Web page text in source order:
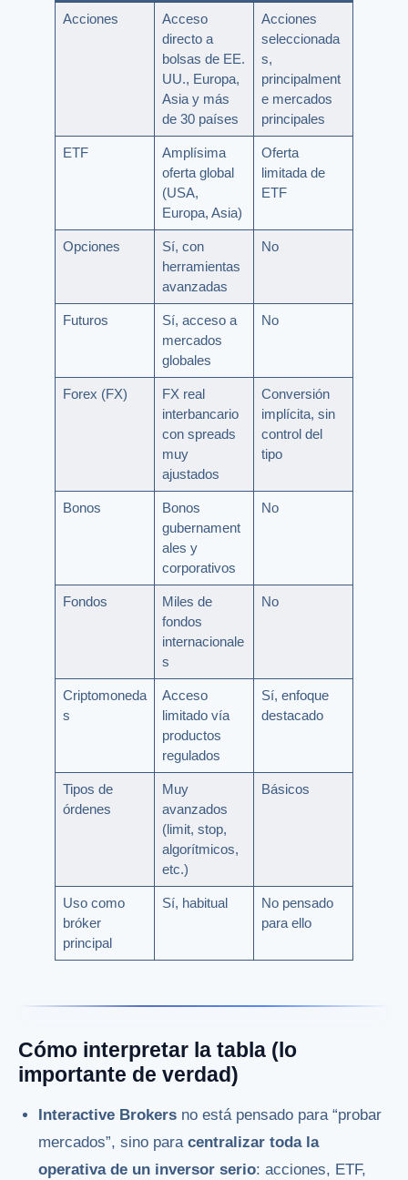
Acciones
Acceso
directo a
bolsas de EE.
UU., Europa,
Asia y más
de 30 países
Acciones
seleccionada
s,
principalment
e mercados
principales
ETF
Amplísima
oferta global
(USA,
Europa, Asia)
Oferta
limitada de
ETF
Opciones
Sí, con
herramientas
avanzadas
No
Futuros
Sí, acceso a
mercados
globales
No
Forex (FX)
FX real
interbancario
con spreads
muy
ajustados
Conversión
implícita, sin
control del
tipo
Bonos
Bonos
gubernament
ales y
corporativos
No
Fondos
Miles de
fondos
internacionale
s
No
Criptomoneda
s
Acceso
limitado vía
productos
regulados
Sí, enfoque
destacado
Tipos de
órdenes
Muy
avanzados
(limit, stop,
algorítmicos,
etc.)
Básicos
Uso como
bróker
principal
Sí, habitual
No pensado
para ello
Cómo interpretar la tabla (lo
importante de verdad)
Interactive Brokers no está pensado para “probar
mercados”, sino paracentralizar toda la
operativa de un inversor serio: acciones, ETF,